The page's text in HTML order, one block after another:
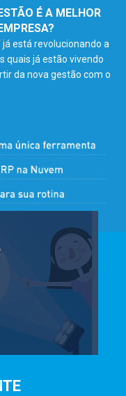
É A MELHOR
está revolucionando a
quais já estão vivendo
da nova gestão com o